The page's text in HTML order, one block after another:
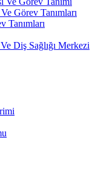
Görev Tanımları
Tanımları
Diş Sağlığı Merkezi